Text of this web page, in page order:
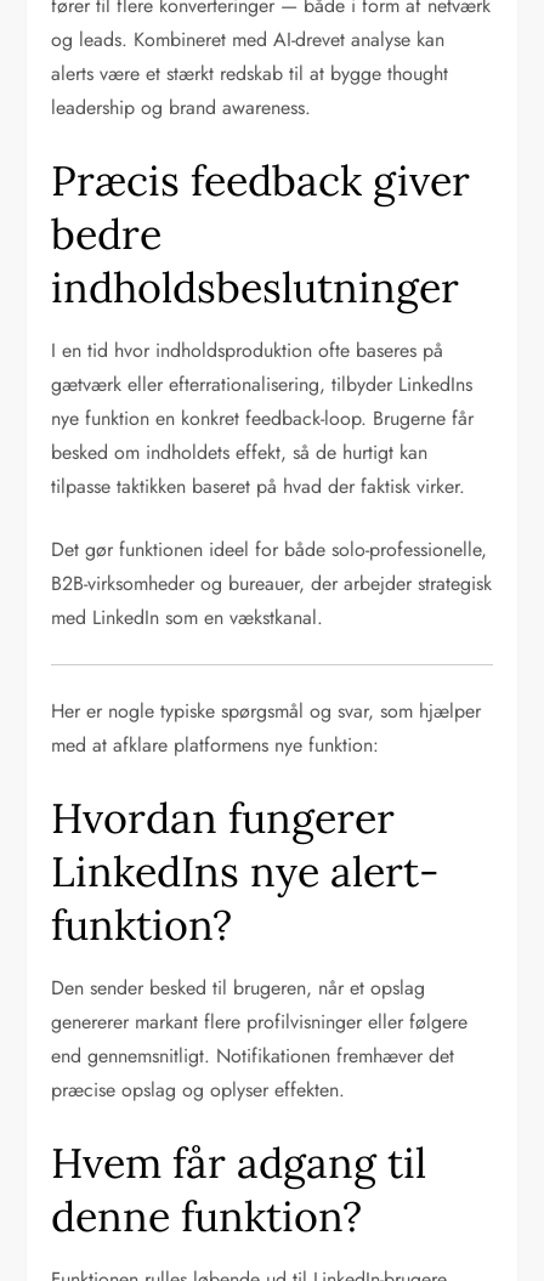
fører til flere konverteringer — både i form af netværk
og leads. Kombineret med AI-drevet analyse kan
alerts være et stærkt redskab til at bygge thought
leadership og brand awareness.
Præcis feedback giver
bedre
indholdsbeslutninger
I en tid hvor indholdsproduktion ofte baseres på
gætværk eller efterrationalisering, tilbyder LinkedIns
nye funktion en konkret feedback-loop. Brugerne får
besked om indholdets effekt, så de hurtigt kan
tilpasse taktikken baseret på hvad der faktisk virker.
Det gør funktionen ideel for både solo-professionelle,
B2B-virksomheder og bureauer, der arbejder strategisk
med LinkedIn som en vækstkanal.
Her er nogle typiske spørgsmål og svar, som hjælper
med at afklare platformens nye funktion:
Hvordan fungerer
LinkedIns nye alert-
funktion?
Den sender besked til brugeren, når et opslag
genererer markant flere profilvisninger eller følgere
end gennemsnitligt. Notifikationen fremhæver det
præcise opslag og oplyser effekten.
Hvem får adgang til
denne funktion?